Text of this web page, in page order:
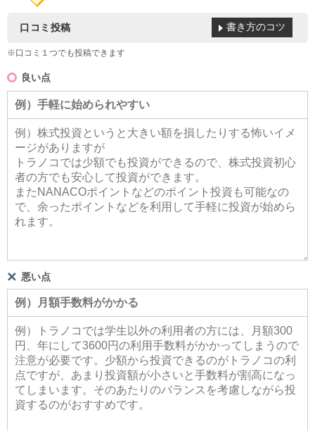
口コミ投稿
※口コミ１つでも投稿できます
書き方のコツ
良い点
悪い点